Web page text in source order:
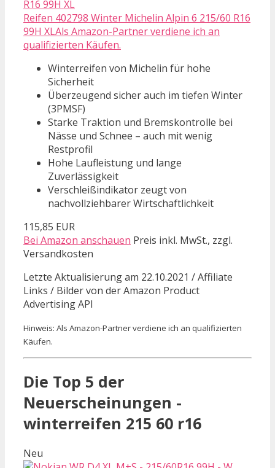
Reifen 402798 Winter Michelin Alpin 6 215/60 R16
99H XLAls Amazon-Partner verdiene ich an
qualifizierten Käufen.
Winterreifen von Michelin für hohe
Sicherheit
Überzeugend sicher auch im tiefen Winter
(3PMSF)
Starke Traktion und Bremskontrolle bei
Nässe und Schnee – auch mit wenig
Restprofil
Hohe Laufleistung und lange
Zuverlässigkeit
Verschleißindikator zeugt von
nachvollziehbarer Wirtschaftlichkeit
115,85 EUR
Bei Amazon anschauen Preis inkl. MwSt., zzgl.
Versandkosten
Letzte Aktualisierung am 22.10.2021 / Affiliate
Links / Bilder von der Amazon Product
Advertising API
Hinweis: Als Amazon-Partner verdiene ich an qualifizierten
Käufen.
Die Top 5 der
Neuerscheinungen -
winterreifen 215 60 r16
Neu